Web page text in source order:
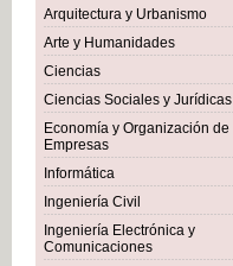
Arquitectura y Urbanismo
Arte y Humanidades
Ciencias
Ciencias Sociales y Jurídicas
Economía y Organización de
Empresas
Informática
Ingeniería Civil
Ingeniería Electrónica y
Comunicaciones